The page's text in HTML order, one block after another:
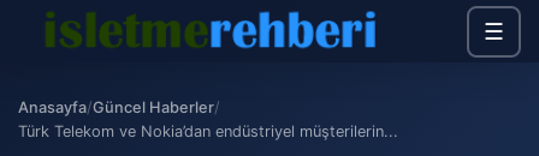
☰
Anasayfa/Güncel Haberler/
Türk Telekom ve Nokia’dan endüstriyel müşterilerin...